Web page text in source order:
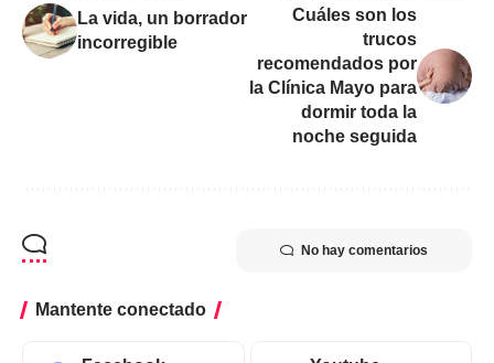
La vida, un borrador
incorregible
Cuáles son los
trucos
recomendados por
la Clínica Mayo para
dormir toda la
noche seguida
No hay comentarios
Mantente conectado